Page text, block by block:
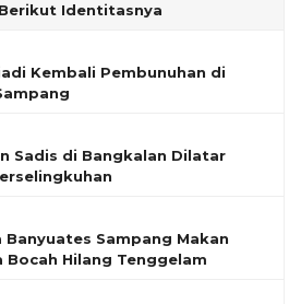
Identitasnya
Kembali Pembunuhan di
Sadis di Bangkalan Dilatar
Banyuates Sampang Makan
Bocah Hilang Tenggelam